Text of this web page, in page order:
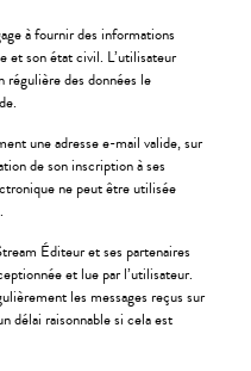
à fournir des informations
et son état civil. L’utilisateur
régulière des données le
une adresse e-mail valide, sur
de son inscription à ses
ne peut être utilisée
Éditeur et ses partenaires
et lue par l’utilisateur.
les messages reçus sur
délai raisonnable si cela est